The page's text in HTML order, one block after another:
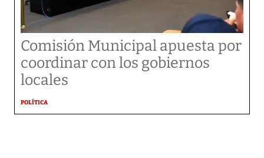
Comisión Municipal apuesta por
coordinar con los gobiernos
locales
POLÍTICA